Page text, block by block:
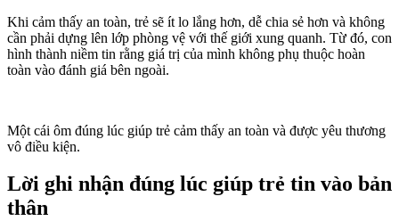
Khi cảm thấy an toàn, trẻ sẽ ít lo lắng hơn, dễ chia sẻ hơn và không
cần phải dựng lên lớp phòng vệ với thế giới xung quanh. Từ đó, con
hình thành niềm tin rằng giá trị của mình không phụ thuộc hoàn
toàn vào đánh giá bên ngoài.
Một cái ôm đúng lúc giúp trẻ cảm thấy an toàn và được yêu thương
vô điều kiện.
Lời ghi nhận đúng lúc giúp trẻ tin vào bản
thân